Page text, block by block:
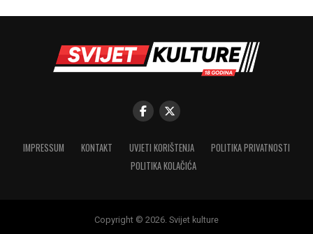
IMPRESSUM KONTAKT UVJETI KORIŠTENJA
POLITIKA PRIVATNOSTI
POLITIKA KOLAČIĆA
Copyright © 2026. Svijet kulture